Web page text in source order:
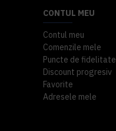
CONTUL MEU
Contul meu
Comenzile mele
Puncte de fidelitate
Discount progresiv
Favorite
Adresele mele